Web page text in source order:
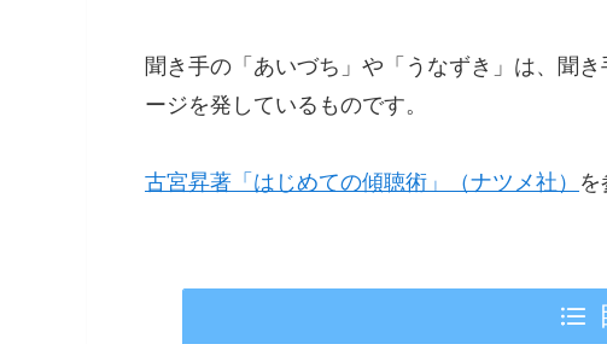
聞き手の「あいづち」や「うなずき」は、聞
ージを発しているものです。
古宮昇著「はじめての傾聴術」（ナツメ社） を